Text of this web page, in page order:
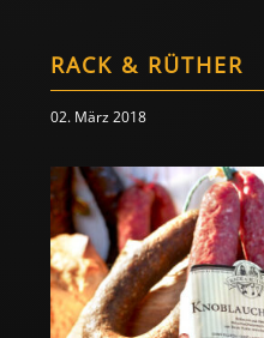
RACK & RÜTHER
02. März 2018